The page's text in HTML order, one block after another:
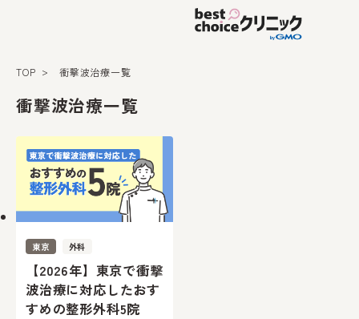
TOP 衝撃波治療一覧
衝撃波治療一覧
東京 外科
【2026年】東京で衝撃
波治療に対応したおす
すめの整形外科5院